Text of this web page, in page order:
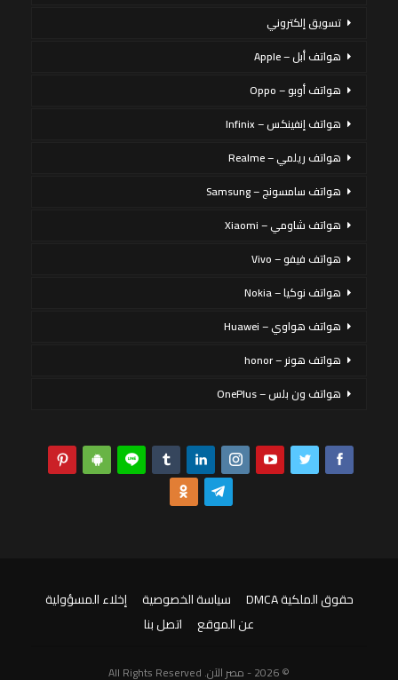
تسويق إلكتروني
هواتف أبل – Apple
هواتف أوبو – Oppo
هواتف إنفينكس – Infinix
هواتف ريلمي – Realme
هواتف سامسونج – Samsung
هواتف شاومي – Xiaomi
هواتف فيفو – Vivo
هواتف نوكيا – Nokia
هواتف هواوي – Huawei
هواتف هونر – honor
هواتف ون بلس – OnePlus
حقوق الملكية DMCA سياسة الخصوصية
إخلاء المسؤولية
عن الموقع
اتصل بنا
© 2026 - مصر الآن. All Rights Reserved